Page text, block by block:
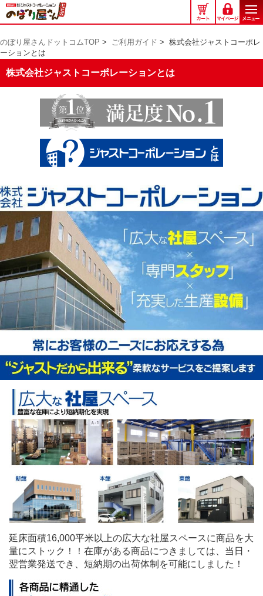
の
ぼ
屋
さ
ん
のぼり屋さんドットコムTOP > ご利用ガイド > 株式会社ジャストコーポレ
ーションとは
株式会社ジャストコーポレーションとは
延床面積16,000平米以上の広大な社屋スペースに商品を大
量にストック！！在庫がある商品につきましては、当日・
翌営業発送でき、短納期の出荷体制を可能にしました！